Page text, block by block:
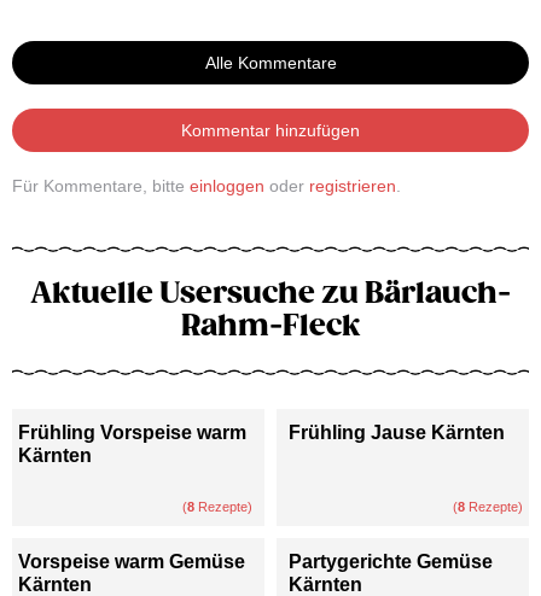
Alle Kommentare
Kommentar hinzufügen
Für Kommentare, bitte einloggen oder registrieren
Aktuelle Usersuche zu Bärlauch-
Rahm-Fleck
Frühling Vorspeise warm
Kärnten
(8 Rezepte)
Frühling Jause Kärnten
(8 Rezepte)
Vorspeise warm Gemüse
Kärnten
Partygerichte Gemüse
Kärnten